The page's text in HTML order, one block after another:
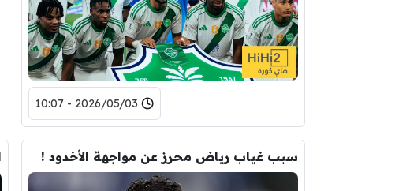
2026/05/03 - 10:07
سبب غياب رياض محرز عن مواجهة الأخدود !